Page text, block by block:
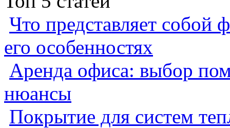
Что представляет собой
его особенностях
Аренда офиса: выбор
нюансы
Покрытие для систем